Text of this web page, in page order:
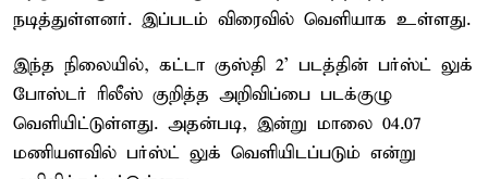
நடித்துள்ளனர். இப்படம் விரைவில் வெளியாக உள்ளது.
இந்த நிலையில், கட்டா குஸ்தி 2’ படத்தின் பர்ஸ்ட் லுக்
போஸ்டர் ரிலீஸ் குறித்த அறிவிப்பை படக்குழு
வெளியிட்டுள்ளது. அதன்படி, இன்று மாலை 04.07
மணியளவில் பர்ஸ்ட் லுக் வெளியிடப்படும் என்று